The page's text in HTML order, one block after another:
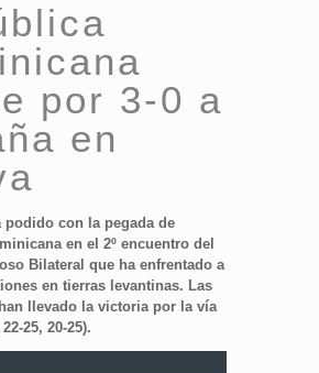
por 3-0 a
en
podido con la pegada de
en el 2º encuentro del
Bilateral que ha enfrentado a
en tierras levantinas. Las
llevado la victoria por la vía
25, 20-25).